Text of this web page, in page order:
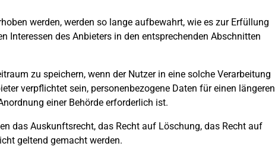
werden, werden so lange aufbewahrt, wie es zur Erfüllung
Interessen des Anbieters in den entsprechenden Abschnitten
zu speichern, wenn der Nutzer in eine solche Verarbeitung
verpflichtet sein, personenbezogene Daten für einen längeren
einer Behörde erforderlich ist.
das Auskunftsrecht, das Recht auf Löschung, das Recht auf
geltend gemacht werden.